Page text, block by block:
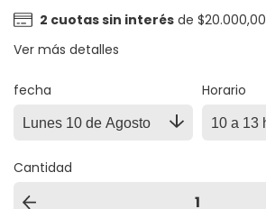
2 cuotas sin interésde $20.000,00
Ver más detalles
fecha Horario
Cantidad